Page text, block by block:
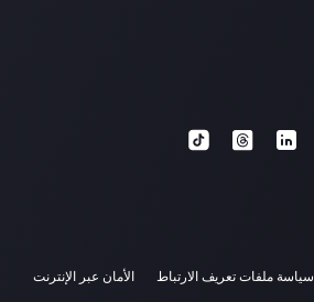
سياسة ملفات تعريف الارتباط الأمان عبر الإنترنت